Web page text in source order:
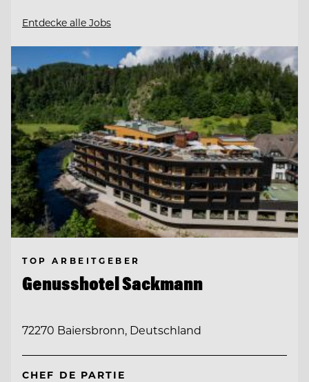
Entdecke alle Jobs
TOP ARBEITGEBER
Genusshotel Sackmann
72270 Baiersbronn, Deutschland
CHEF DE PARTIE